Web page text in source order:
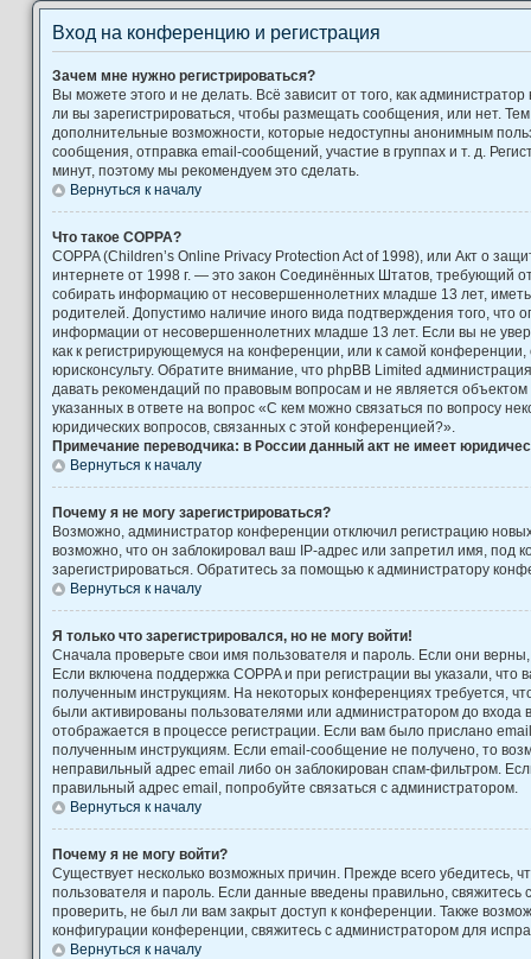
Вход на конференцию и регистрация
Зачем мне нужно регистрироваться?
Вы можете этого и не делать. Всё зависит от того, как
ли вы зарегистрироваться, чтобы размещать сообщения, или нет.
дополнительные возможности, которые недоступны анонимным
сообщения, отправка email-сообщений, участие в группах и т. д.
минут, поэтому мы рекомендуем это сделать.
Вернуться к началу
Что такое COPPA?
COPPA (Children’s Online Privacy Protection Act of 1998), или Акт о
интернете от 1998 г. — это закон Соединённых Штатов, требующий
собирать информацию от несовершеннолетних младше 13 лет, иметь
родителей. Допустимо наличие иного вида подтверждения того, что
информации от несовершеннолетних младше 13 лет. Если вы не
как к регистрирующемуся на конференции, или к самой
юрисконсульту. Обратите внимание, что phpBB Limited
давать рекомендаций по правовым вопросам и не является
указанных в ответе на вопрос «С кем можно связаться по вопросу
юридических вопросов, связанных с этой конференцией?».
Примечание переводчика: в России данный акт не имеет
Вернуться к началу
Почему я не могу зарегистрироваться?
Возможно, администратор конференции отключил регистрацию
возможно, что он заблокировал ваш IP-адрес или запретил имя, под
зарегистрироваться. Обратитесь за помощью к администратору
Вернуться к началу
Я только что зарегистрировался, но не могу войти!
Сначала проверьте свои имя пользователя и пароль. Если они
Если включена поддержка COPPA и при регистрации вы указали, что
полученным инструкциям. На некоторых конференциях требуется,
были активированы пользователями или администратором до входа
отображается в процессе регистрации. Если вам было прислано
полученным инструкциям. Если email-сообщение не получено, то
неправильный адрес email либо он заблокирован спам-фильтром.
правильный адрес email, попробуйте связаться с администратором.
Вернуться к началу
Почему я не могу войти?
Существует несколько возможных причин. Прежде всего убедитесь,
пользователя и пароль. Если данные введены правильно, свяжитесь
проверить, не был ли вам закрыт доступ к конференции. Также
конфигурации конференции, свяжитесь с администратором для
Вернуться к началу